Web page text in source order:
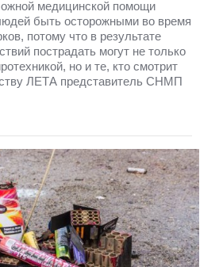
медицинской помощи
быть осторожными во время
потому что в результате
пострадать могут не только
но и те, кто смотрит
ЛЕТА представитель СНМП